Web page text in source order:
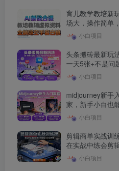
育儿教学教培新
场大，操作简单
小白项目
头条搬砖最新玩
一天5张+不是问
小白项目
midjourney新手
家，新手小白也
小白项目
剪辑商单实战训
在实战中练会剪
小白项目